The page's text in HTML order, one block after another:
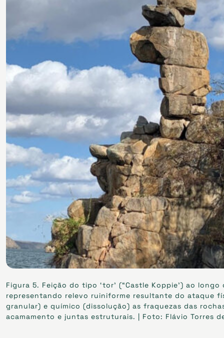
Figura 5. Feição do tipo ‘tor’ (“Castle Koppie’) ao
representando relevo ruiniforme resultante do ataque
granular) e químico (dissolução) as fraquezas das
acamamento e juntas estruturais. | Foto: Flávio Torres